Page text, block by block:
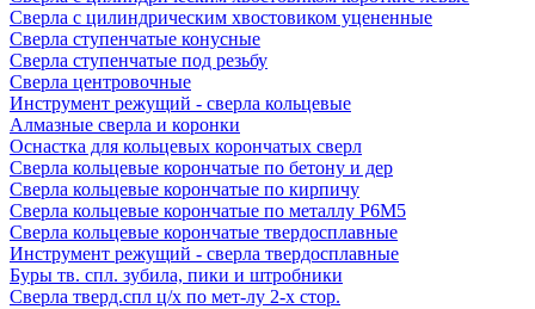
Сверла с цилиндрическим хвостовиком уцененные
Сверла ступенчатые конусные
Сверла ступенчатые под резьбу
Сверла центровочные
Инструмент режущий - сверла кольцевые
Алмазные сверла и коронки
Оснастка для кольцевых корончатых сверл
Сверла кольцевые корончатые по бетону и дер
Сверла кольцевые корончатые по кирпичу
Сверла кольцевые корончатые по металлу Р6М5
Сверла кольцевые корончатые твердосплавные
Инструмент режущий - сверла твердосплавные
Буры тв. спл. зубила, пики и штробники
Сверла тверд.спл ц/х по мет-лу 2-х стор.